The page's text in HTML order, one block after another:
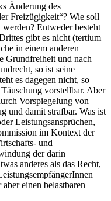
Änderung des
Freizügigkeit“? Wie soll
Entweder besteht
gibt es nicht (tertium
in einem anderen
Grundfreiheit und nach
so ist seine
es dagegen nicht, so
vorstellbar. Aber
Vorspiegelung von
und damit strafbar. Was ist
Leistungsansprüchen,
im Kontext der
und
der darin
anderes als das Recht,
einen belastbaren